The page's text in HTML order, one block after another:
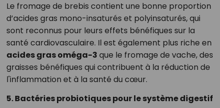
Le fromage de brebis contient une bonne proportion
d’acides gras mono-insaturés et polyinsaturés, qui
sont reconnus pour leurs effets bénéfiques sur la
santé cardiovasculaire. Il est également plus riche en
acides gras oméga-3 que le fromage de vache, des
graisses bénéfiques qui contribuent à la réduction de
l'inflammation et à la santé du cœur.
5. Bactéries probiotiques pour le système digestif